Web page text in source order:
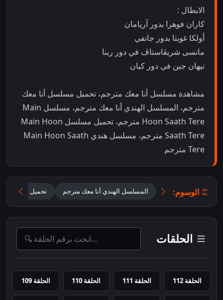
الابطال :
كاران فوهرا بدور آريامان
أولكا غوبتا بدور جانفي
مانسى شريڤاستاڤ في دور رينا
نيهان جين في دور كيان
مشاهدة مسلسل أنا معك مترجم، تحميل مسلسل أنا معك
مترجم، المسلسل الهندي أنا معك مترجم، مسلسل Main
Hoon Saath Tere مترجم، تحميل مسلسل Main Hoon
Saath Tere مترجم، مسلسل هندي Main Hoon Saath
Tere مترجم
الوسوم: المسلسل الهندي أنا معك مترجم تحميل مسلسل Main Hoon Saath Tere مترجم
الحلقات
الحلقة 112 الحلقة 111 الحلقة 110 الحلقة 109